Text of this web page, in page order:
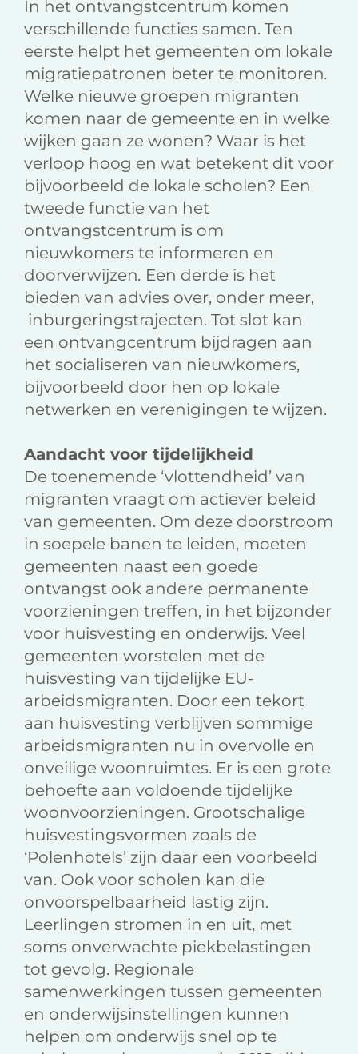
In het ontvangstcentrum komen
verschillende functies samen. Ten
eerste helpt het gemeenten om lokale
migratiepatronen beter te monitoren.
Welke nieuwe groepen migranten
komen naar de gemeente en in welke
wijken gaan ze wonen? Waar is het
verloop hoog en wat betekent dit voor
bijvoorbeeld de lokale scholen? Een
tweede functie van het
ontvangstcentrum is om
nieuwkomers te informeren en
doorverwijzen. Een derde is het
bieden van advies over, onder meer,
inburgeringstrajecten. Tot slot kan
een ontvangcentrum bijdragen aan
het socialiseren van nieuwkomers,
bijvoorbeeld door hen op lokale
netwerken en verenigingen te wijzen.
Aandacht voor tijdelijkheid
De toenemende ‘vlottendheid’ van
migranten vraagt om actiever beleid
van gemeenten. Om deze doorstroom
in soepele banen te leiden, moeten
gemeenten naast een goede
ontvangst ook andere permanente
voorzieningen treffen, in het bijzonder
voor huisvesting en onderwijs. Veel
gemeenten worstelen met de
huisvesting van tijdelijke EU-
arbeidsmigranten. Door een tekort
aan huisvesting verblijven sommige
arbeidsmigranten nu in overvolle en
onveilige woonruimtes. Er is een grote
behoefte aan voldoende tijdelijke
woonvoorzieningen. Grootschalige
huisvestingsvormen zoals de
‘Polenhotels’ zijn daar een voorbeeld
van. Ook voor scholen kan die
onvoorspelbaarheid lastig zijn.
Leerlingen stromen in en uit, met
soms onverwachte piekbelastingen
tot gevolg. Regionale
samenwerkingen tussen gemeenten
en onderwijsinstellingen kunnen
helpen om onderwijs snel op te